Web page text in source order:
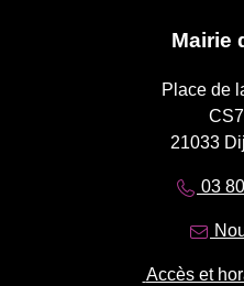
Mairie
Place de
21033
03
Accès et